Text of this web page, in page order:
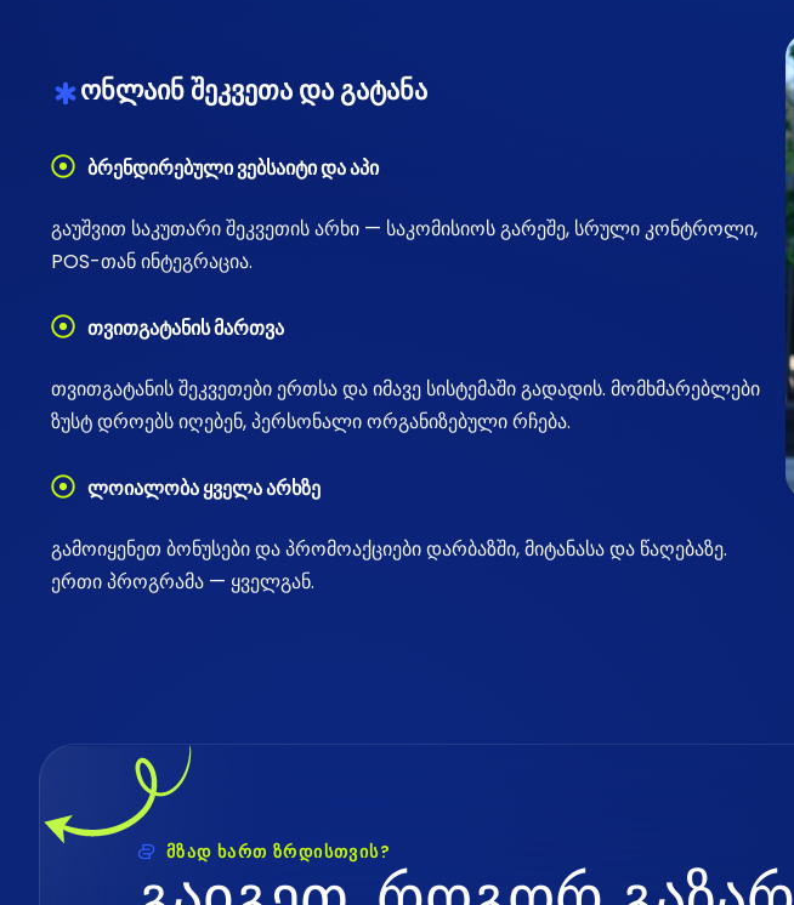
ონლაინ შეკვეთა და გატანა
ბრენდირებული ვებსაიტი და აპი
გაუშვით საკუთარი შეკვეთის არხი — საკომისიოს გარეშე, სრული კონტროლი,
POS-თან ინტეგრაცია.
თვითგატანის მართვა
თვითგატანის შეკვეთები ერთსა და იმავე სისტემაში გადადის. მომხმარებლები
ზუსტ დროებს იღებენ, პერსონალი ორგანიზებული რჩება.
ლოიალობა ყველა არხზე
გამოიყენეთ ბონუსები და პრომოაქციები დარბაზში, მიტანასა და წაღებაზე.
ერთი პროგრამა — ყველგან.
მზად ხართ ზრდისთვის?